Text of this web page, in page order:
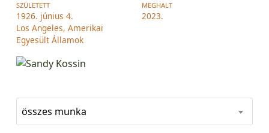
SZÜLETETT
1926. június 4.
Los Angeles, Amerikai
Egyesült Államok
MEGHALT
2023.
összes munka